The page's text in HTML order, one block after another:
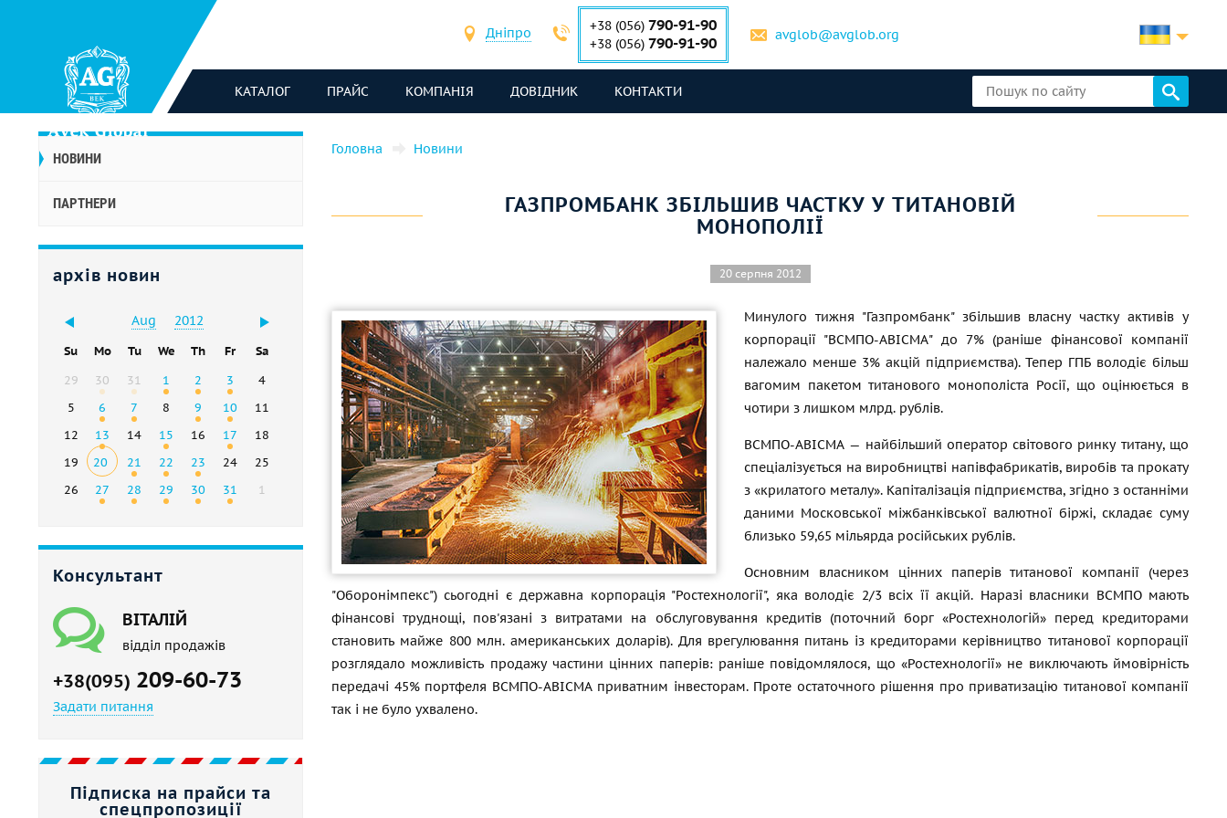
Дніпро +38 (056) 790-91-90
+38 (056) 790-91-90 avglob@avglob.org
КАТАЛОГ ПРАЙС КОМПАНІЯ ДОВІДНИК КОНТАКТИ
НОВИНИ
ПАРТНЕРИ
архів новин
Aug 2012
Su Mo Tu We Th Fr
Sa
29
30 31 1 2 3
4
5
6 7 8 9 10
11
12
13 14 15 16 17
18
19
20 21 22 23 24
25
26
27 28 29 30 31 1
Консультант
ВІТАЛІЙ
відділ продажів
+38(095) 209-60-73
Задати питання
Підписка на прайси та
спецпропозиції
Головна Новини
ГАЗПРОМБАНК ЗБІЛЬШИВ ЧАСТКУ У ТИТАНОВІЙ
МОНОПОЛІЇ
20 серпня 2012
Минулого тижня "Газпромбанк" збільшив власну частку активів у
корпорації "ВСМПО-АВІСМА" до 7% (раніше фінансової компанії
належало менше 3% акцій підприємства). Тепер ГПБ володіє більш
вагомим пакетом титанового монополіста Росії, що оцінюється в
чотири з лишком млрд. рублів.
ВСМПО-АВІСМА — найбільший оператор світового ринку титану, що
спеціалізується на виробництві напівфабрикатів, виробів та прокату
з «крилатого металу». Капіталізація підприємства, згідно з останніми
даними Московської міжбанківської валютної біржі, складає суму
близько 59,65 мільярда російських рублів.
Основним власником цінних паперів титанової компанії (через
"Оборонімпекс") сьогодні є державна корпорація "Ростехнології", яка володіє 2/3 всіх її акцій. Наразі власники ВСМПО мають
фінансові труднощі, пов'язані з витратами на обслуговування кредитів (поточний борг «Ростехнологій» перед кредиторами
становить майже 800 млн. американських доларів). Для врегулювання питань із кредиторами керівництво титанової корпорації
розглядало можливість продажу частини цінних паперів: раніше повідомлялося, що «Ростехнології» не виключають ймовірність
передачі 45% портфеля ВСМПО-АВІСМА приватним інвесторам. Проте остаточного рішення про приватизацію титанової компанії
так і не було ухвалено.